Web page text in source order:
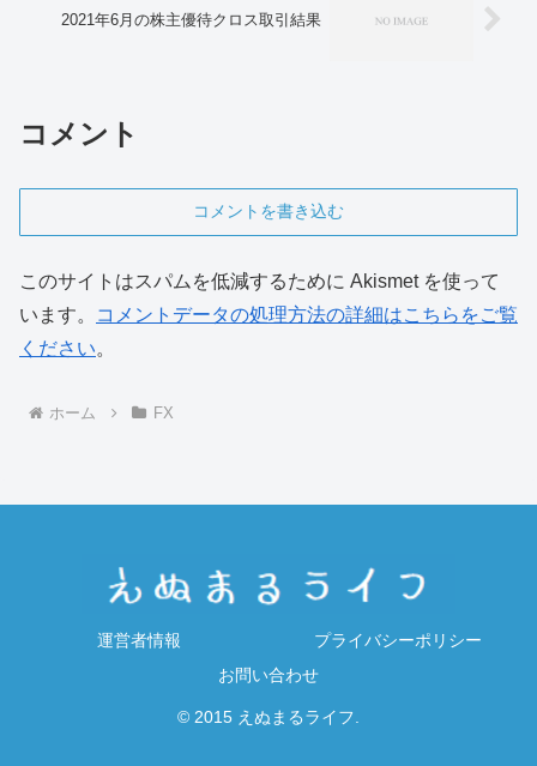
2021年6月の株主優待クロス取引結果
コメント
コメントを書き込む
このサイトはスパムを低減するために Akismet を使って
います。
コメントデータの処理方法の詳細はこちらをご覧
ください。
ホーム FX
運営者情報
プライバシーポリシー
お問い合わせ
© 2015 えぬまるライフ.